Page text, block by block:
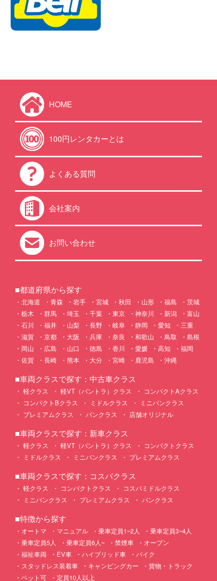
HOME
100円レンタカーとは
よくある質問
会社案内
お問い合わせ
■都道府県から探す
北海道 青森 岩手 宮城 秋田 山形 福島
茨城
栃木
群馬 埼玉 千葉 東京 神奈川 新潟
富山
石川
福井 山梨 長野 岐阜 静岡 愛知
三重
滋賀
京都 大阪 兵庫 奈良 和歌山 鳥取
島根
岡山
広島 山口 徳島 香川 愛媛 高知
福岡
佐賀
長崎 熊本 大分 宮崎 鹿児島 沖縄
■車両クラスで探す：中古車クラス
軽クラス 軽VT（バントラ）クラス
コンパクトAクラス
コンパクトBクラス
ミドルクラス
ミニバンクラス
プレミアムクラス
バンクラス 店舗オリジナル
■車両クラスで探す：新車クラス
軽クラス 軽VT（バントラ）クラス
コンパクトクラス
ミドルクラス
ミニバンクラス プレミアムクラス
■車両クラスで探す：コスパクラス
軽クラス コンパクトクラス
コスパミドルクラス
ミニバンクラス
プレミアムクラス バンクラス
■特徴から探す
オートマ マニュアル 乗車定員1~2人
乗車定員3~4人
乗車定員5人
乗車定員6人~ 禁煙車
オープン
福祉車両
EV車 ハイブリッド車
バイク
スタッドレス装着車
キャンピングカー
貨物・トラック
ペット可
定員10人以上